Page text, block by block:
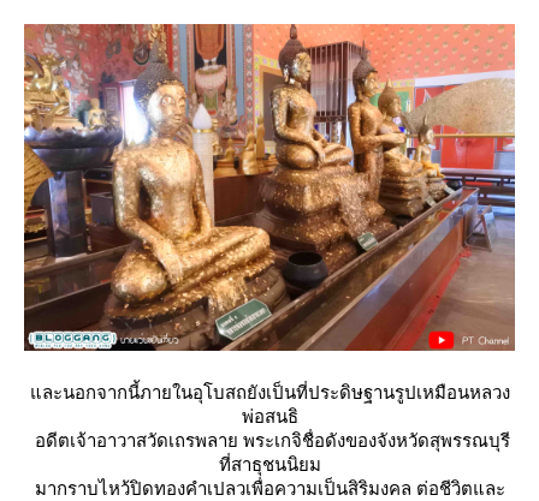
ละนอกจากนี้ภายในอุโบสถยังเป็นที่ประดิษฐานรูปเหมือนหลวง
พ่อสนธิ
อดีตเจ้าอาวาสวัดเถรพลาย พระเกจิชื่อดังของจังหวัดสุพรรณบุรี
ที่สาธุชนนิยม
มากราบไหว้ปิดทองคำเปลวเพื่อความเป็นสิริมงคล ต่อชีวิตและ